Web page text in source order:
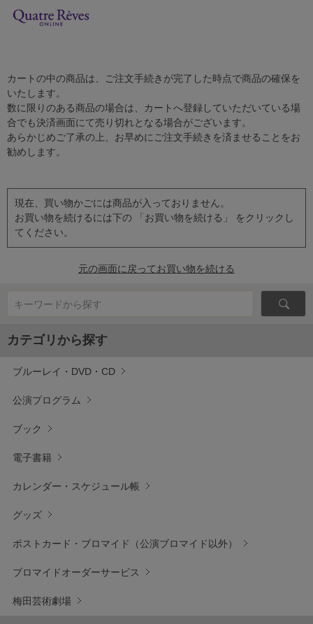
カートの中の商品は、ご注文手続きが完了した時点で商品の確保を
いたします。
数に限りのある商品の場合は、カートへ登録していただいている場
合でも決済画面にて売り切れとなる場合がございます。
あらかじめご了承の上、お早めにご注文手続きを済ませることをお
勧めします。
現在、買い物かごには商品が入っておりません。
お買い物を続けるには下の 「お買い物を続ける」 をクリックし
てください。
元の画面に戻ってお買い物を続ける
キーワードから探す
カテゴリから探す
ブルーレイ・DVD・CD
公演プログラム
ブック
電子書籍
カレンダー・スケジュール帳
グッズ
ポストカード・ブロマイド（公演ブロマイド以外）
ブロマイドオーダーサービス
梅田芸術劇場